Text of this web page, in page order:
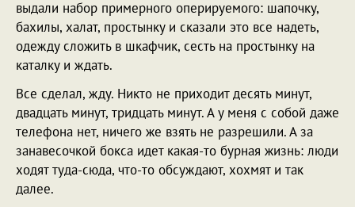
выдали набор примерного оперируемого: шапочку,
бахилы, халат, простынку и сказали это все надеть,
одежду сложить в шкафчик, сесть на простынку на
каталку и ждать.
Все сделал, жду. Никто не приходит десять минут,
двадцать минут, тридцать минут. А у меня с собой даже
телефона нет, ничего же взять не разрешили. А за
занавесочкой бокса идет какая-то бурная жизнь: люди
ходят туда-сюда, что-то обсуждают, хохмят и так
далее.